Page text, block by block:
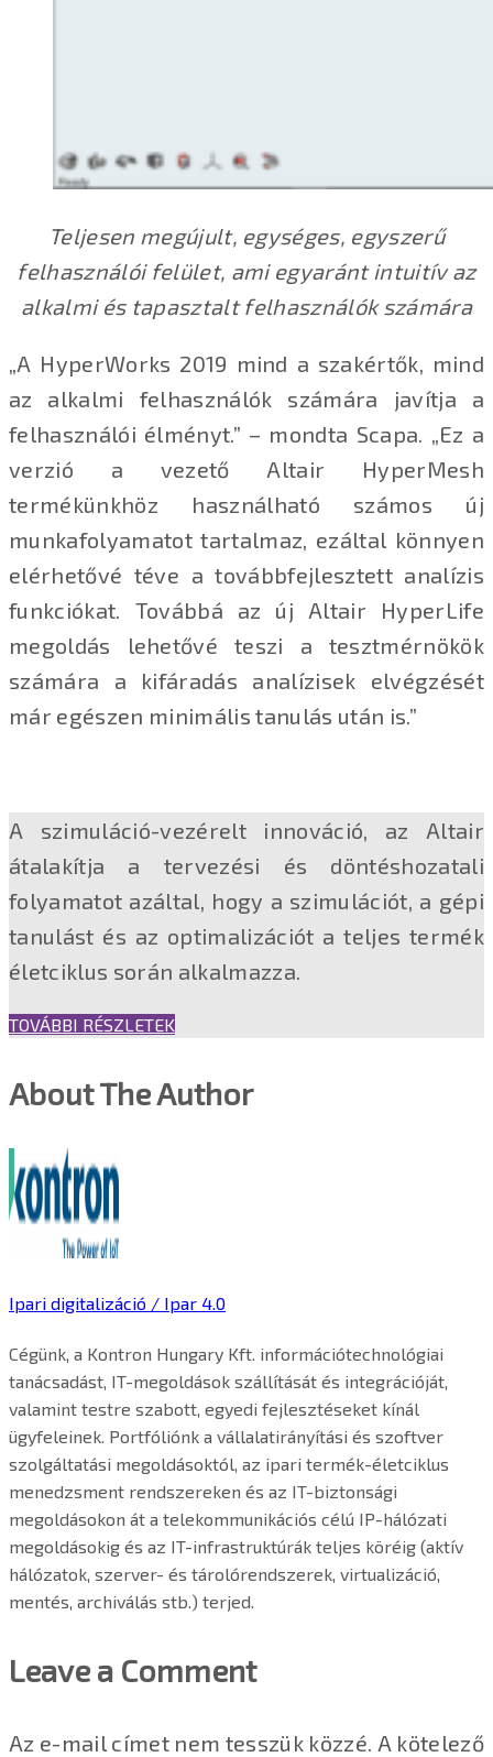
Teljesen megújult, egységes, egyszerű
felhasználói felület, ami egyaránt intuitív az
alkalmi és tapasztalt felhasználók számára
„A HyperWorks 2019 mind a szakértők, mind
az alkalmi felhasználók számára javítja a
felhasználói élményt.” – mondta Scapa. „Ez a
verzió a vezető Altair HyperMesh
termékünkhöz használható számos új
munkafolyamatot tartalmaz, ezáltal könnyen
elérhetővé téve a továbbfejlesztett analízis
funkciókat. Továbbá az új Altair HyperLife
megoldás lehetővé teszi a tesztmérnökök
számára a kifáradás analízisek elvégzését
már egészen minimális tanulás után is.”
A szimuláció-vezérelt innováció, az Altair
átalakítja a tervezési és döntéshozatali
folyamatot azáltal, hogy a szimulációt, a gépi
tanulást és az optimalizációt a teljes termék
életciklus során alkalmazza.
TOVÁBBI RÉSZLETEK
About The Author
Ipari digitalizáció / Ipar 4.0
Cégünk, a Kontron Hungary Kft. információtechnológiai
tanácsadást, IT-megoldások szállítását és integrációját,
valamint testre szabott, egyedi fejlesztéseket kínál
ügyfeleinek. Portfóliónk a vállalatirányítási és szoftver
szolgáltatási megoldásoktól, az ipari termék-életciklus
menedzsment rendszereken és az IT-biztonsági
megoldásokon át a telekommunikációs célú IP-hálózati
megoldásokig és az IT-infrastruktúrák teljes köréig (aktív
hálózatok, szerver- és tárolórendszerek, virtualizáció,
mentés, archiválás stb.) terjed.
Leave a Comment
Az e-mail címet nem tesszük közzé. A kötelező